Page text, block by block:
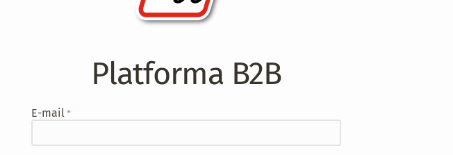
Platforma B2B
E-mail